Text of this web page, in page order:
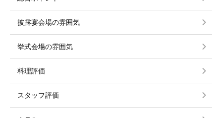
披露宴会場の雰囲気
挙式会場の雰囲気
料理評価
スタッフ評価